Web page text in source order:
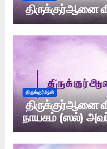
திருக்குர்ஆனை
திருக்குர்ஆன்
திருக்குர்ஆனை
நாயகம் (ஸல்)